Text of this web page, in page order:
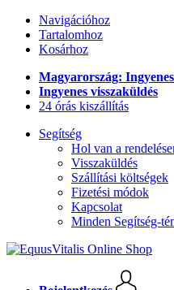
Navigációhoz
Tartalomhoz
Kosárhoz
Magyarország:
Ingyenes visszaküldés
24 órás kiszállítás
Segítség
Hol van a
Visszaküldés
Szállítási költségek
Fizetési módok
Kapcsolat
Minden Segítség-